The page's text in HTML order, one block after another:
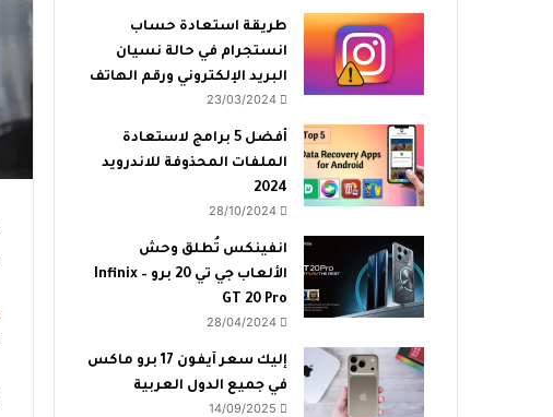
طريقة استعادة حساب
انستجرام في حالة نسيان
البريد الإلكتروني ورقم الهاتف
23/03/2024
أفضل 5 برامج لاستعادة
الملفات المحذوفة للاندرويد
2024
28/10/2024
انفينكس تُطلق وحش
الألعاب جي تي 20 برو – Infinix
GT 20 Pro
28/04/2024
إليك سعر آيفون 17 برو ماكس
في جميع الدول العربية
14/09/2025